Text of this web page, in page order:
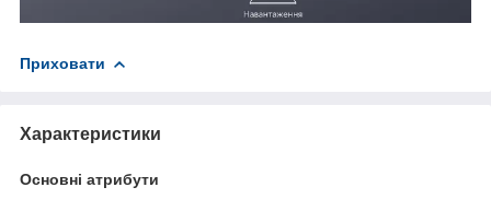
Приховати
Характеристики
Основні атрибути